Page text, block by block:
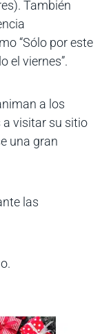
También
“Sólo por este
el viernes”.
a los
visitar su sitio
una gran
las